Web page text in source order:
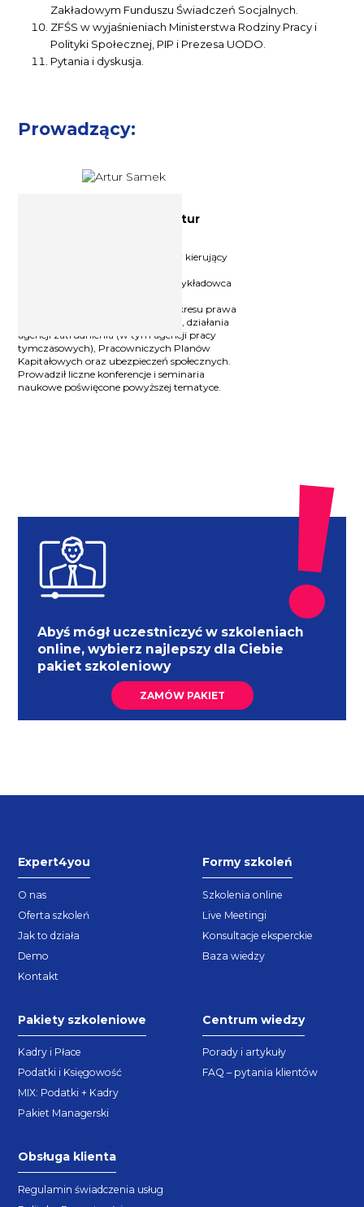
Zakładowym Funduszu Świadczeń Socjalnych.
ZFŚS w wyjaśnieniach Ministerstwa Rodziny Pracy i
Polityki Społecznej, PIP i Prezesa UODO.
Pytania i dyskusja.
Prowadzący:
Ekspert ds. prawa pracy Artur
Radca prawny, nadinspektor pracy kierujący
Inspektoracie Pracy w Krakowie, wykładowca
Doświadczony trener szkoleń z zakresu prawa
pracy, ochrony danych osobowych, działania
agencji zatrudnienia (w tym agencji pracy
tymczasowych), Pracowniczych Planów
Kapitałowych oraz ubezpieczeń społecznych.
Prowadził liczne konferencje i seminaria
naukowe poświęcone powyższej tematyce.
Abyś mógł uczestniczyć w szkoleniach
online, wybierz najlepszy dla Ciebie
pakiet szkoleniowy
ZAMÓW PAKIET
Expert4you
O nas
Oferta szkoleń
Jak to działa
Demo
Kontakt
Formy szkoleń
Szkolenia online
Live Meetingi
Konsultacje eksperckie
Baza wiedzy
Pakiety szkoleniowe
Kadry i Płace
Podatki i Księgowość
MIX: Podatki + Kadry
Pakiet Managerski
Centrum wiedzy
Porady i artykuły
FAQ – pytania klientów
Obsługa klienta
Regulamin świadczenia usług